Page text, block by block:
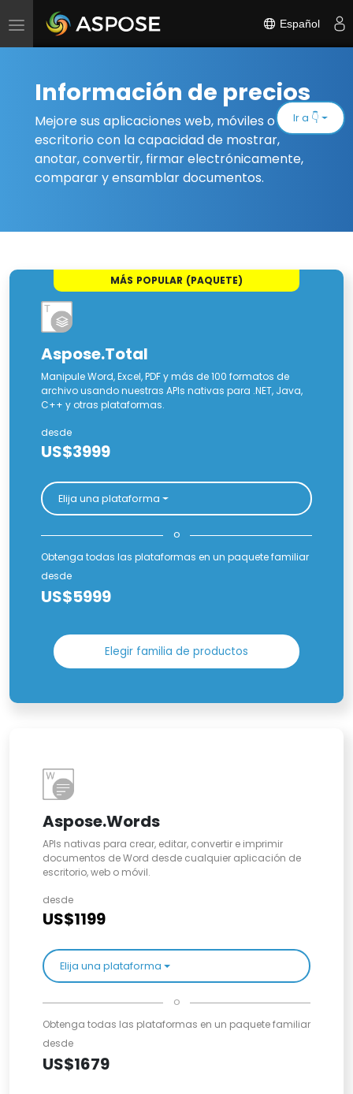
Alternar
Español
Información de precios
Mejore sus aplicaciones web, móviles o de
escritorio con la capacidad de mostrar,
anotar, convertir, firmar electrónicamente,
comparar y ensamblar documentos.
Ir a 👇
MÁS POPULAR (PAQUETE)
Aspose.Total
Manipule Word, Excel, PDF y más de 100 formatos de
archivo usando nuestras APIs nativas para .NET, Java,
C++ y otras plataformas.
desde
US$3999
Elija una plataforma
o
Obtenga todas las plataformas en un paquete familiar
desde
US$5999
Elegir familia de productos
Aspose.Words
APIs nativas para crear, editar, convertir e imprimir
documentos de Word desde cualquier aplicación de
escritorio, web o móvil.
desde
US$1199
Elija una plataforma
o
Obtenga todas las plataformas en un paquete familiar
desde
US$1679